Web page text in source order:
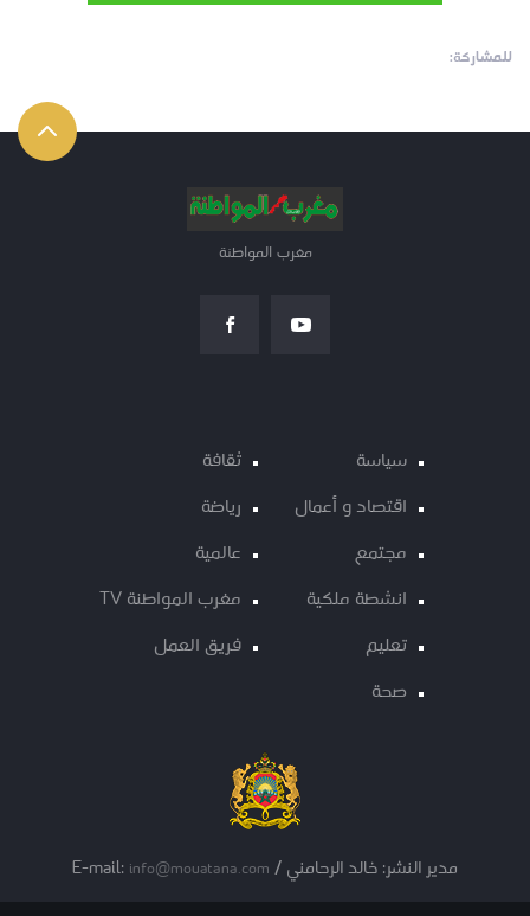
للمشاركة:
مغرب المواطنة
سياسة
اقتصاد و أعمال
مجتمع
انشطة ملكية
تعليم
صحة
ثقافة
رياضة
عالمية
مغرب المواطنة TV
فريق العمل
مدير النشر: خالد الرحامني / E-mail: info@mouatana.com